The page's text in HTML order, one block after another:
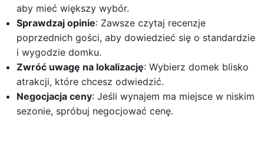
aby mieć większy wybór.
Sprawdzaj opinie: Zawsze czytaj recenzje
poprzednich gości, aby dowiedzieć się o standardzie
i wygodzie domku.
Zwróć uwagę na lokalizację: Wybierz domek blisko
atrakcji, które chcesz odwiedzić.
Negocjacja ceny: Jeśli wynajem ma miejsce w niskim
sezonie, spróbuj negocjować cenę.